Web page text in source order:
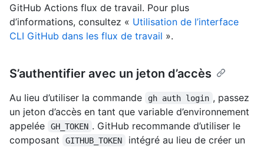
GitHub Actions flux de travail. Pour plus
d’informations, consultez « Utilisation de l’interface
CLI GitHub dans les flux de travail ».
S’authentifier avec un jeton d’accès
Au lieu d’utiliser la commande gh auth login , passez
un jeton d’accès en tant que variable d’environnement
appelée
GH_TOKEN . GitHub recommande d’utiliser le
composant
GITHUB_TOKEN
intégré au lieu de créer un